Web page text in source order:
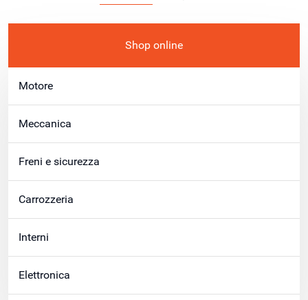
Shop online
Motore
Meccanica
Freni e sicurezza
Carrozzeria
Interni
Elettronica